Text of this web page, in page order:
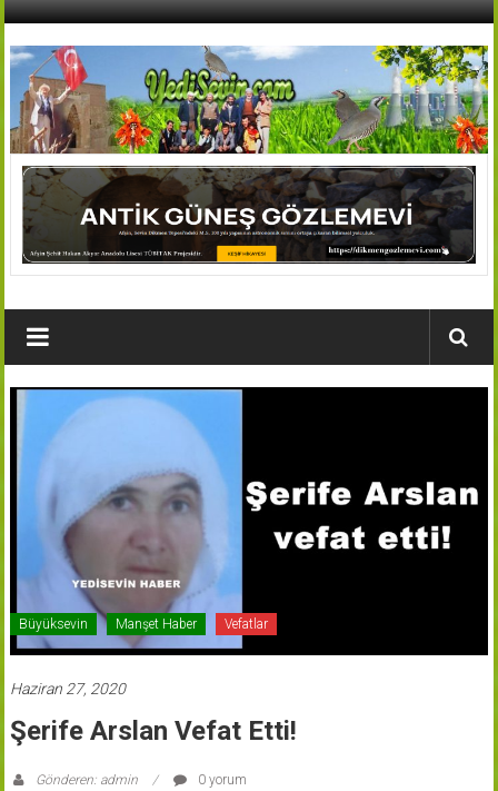
İçeriğe
AFŞİN
YEDİSEVİN
HABER
Köyleri
Portalı
Büyüksevin Manşet Haber Vefatlar
Haziran 27, 2020
Şerife Arslan Vefat Etti!
Gönderen: admin 0 yorum